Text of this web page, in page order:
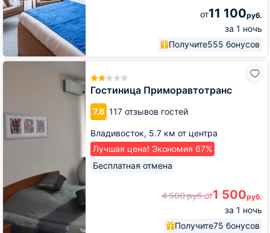
от11 100руб.
за 1 ночь
Получите555 бонусов
Гостиница Приморавтотранс
7.8 117 отзывов гостей
Владивосток, 5.7 км от центра
Лучшая цена! Экономия 67%
Бесплатная отмена
4 500руб.от1 500руб.
за 1 ночь
Получите75 бонусов
Гостиница